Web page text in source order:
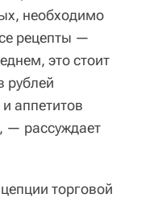
необходимо
рецепты —
это стоит
рублей
аппетитов
— рассуждает
торговой